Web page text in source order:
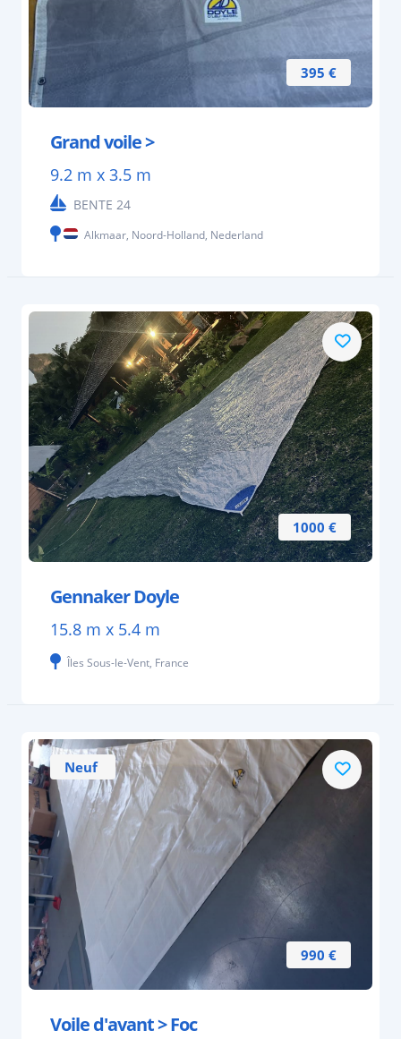
395 €
Grand voile >
9.2 m x 3.5 m
BENTE 24
Alkmaar, Noord-Holland, Nederland
1000 €
Gennaker Doyle
15.8 m x 5.4 m
Îles Sous-le-Vent, France
990 €
Neuf
Voile d'avant > Foc